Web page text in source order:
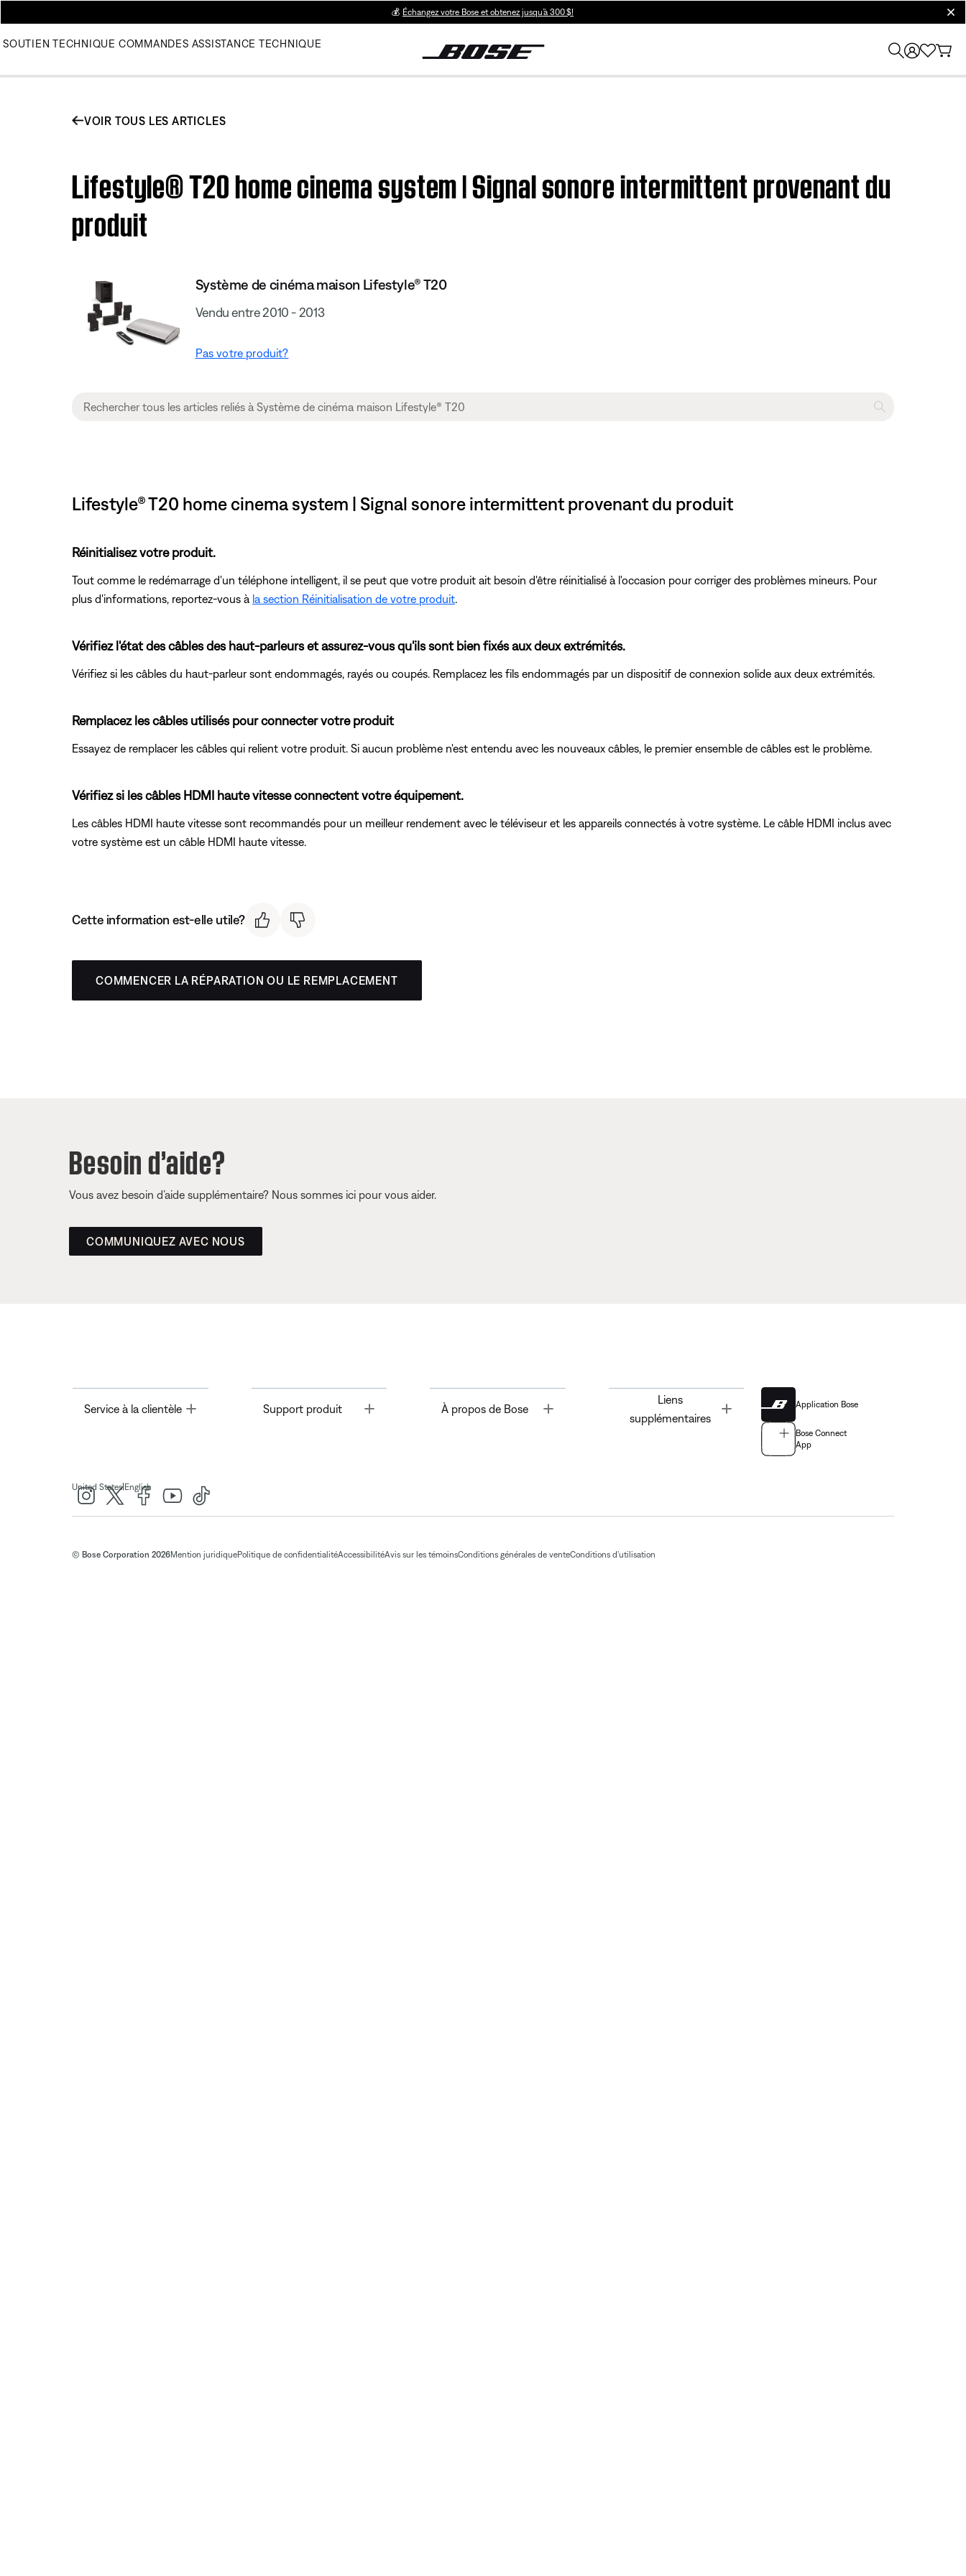
💰 Échangez votre Bose et obtenez jusqu’à 300 $!
SOUTIEN TECHNIQUE COMMANDES ASSISTANCE TECHNIQUE
VOIR TOUS LES ARTICLES
Lifestyle® T20 home cinema system | Signal sonore intermittent provenant du
produit
Système de cinéma maison Lifestyle® T20
Vendu entre 2010 - 2013
Pas votre produit?
Lifestyle® T20 home cinema system | Signal sonore intermittent provenant du produit
Réinitialisez votre produit.
Tout comme le redémarrage d'un téléphone intelligent, il se peut que votre produit ait besoin d'être réinitialisé à l'occasion pour corriger des problèmes mineurs. Pour
plus d'informations, reportez-vous à la section Réinitialisation de votre produit
Vérifiez l'état des câbles des haut-parleurs et assurez-vous qu'ils sont bien fixés aux deux extrémités.
Vérifiez si les câbles du haut-parleur sont endommagés, rayés ou coupés. Remplacez les fils endommagés par un dispositif de connexion solide aux deux extrémités.
Remplacez les câbles utilisés pour connecter votre produit
Essayez de remplacer les câbles qui relient votre produit. Si aucun problème n'est entendu avec les nouveaux câbles, le premier ensemble de câbles est le problème.
Vérifiez si les câbles HDMI haute vitesse connectent votre équipement.
Les câbles HDMI haute vitesse sont recommandés pour un meilleur rendement avec le téléviseur et les appareils connectés à votre système. Le câble HDMI inclus avec
votre système est un câble HDMI haute vitesse.
Cette information est-elle utile?
COMMENCER LA RÉPARATION OU LE REMPLACEMENT
Besoin d’aide?
Vous avez besoin d’aide supplémentaire? Nous sommes ici pour vous aider.
COMMUNIQUEZ AVEC NOUS
Service à la clientèle Toggle Support produit À propos de Bose Toggle
Liens
supplémentaires
Application Bose
Bose Connect
App
United States| English
© Bose Corporation 2026Mention juridiquePolitique de confidentialitéAccessibilitéAvis sur les témoinsConditions générales de venteConditions d'utilisation